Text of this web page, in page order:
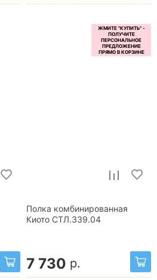
Полка комбинированная
Киото СТЛ.339.04
7 730 р.